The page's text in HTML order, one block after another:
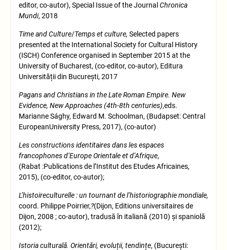
editor, co-autor), Special Issue of the Journal Chronica
Mundi, 2018
Time and Culture/Temps et culture, Selected papers
presented at the International Society for Cultural History
(ISCH) Conference organised in September 2015 at the
University of Bucharest, (co-editor, co-autor), Editura
Universității din București, 2017
Pagans and Christians in the Late Roman Empire. New
Evidence, New Approaches (4th-8th centuries),eds.
Marianne Sághy, Edward M. Schoolman, (Budapset: Central
EuropeanUniversity Press, 2017), (co-autor)
Les constructions identitaires dans les espaces
francophones d’Europe Orientale et d’Afrique,
(Rabat :Publications de l’Institut des Etudes Africaines,
2015), (co-editor, co-autor);
L’histoireculturelle : un tournant de l’historiographie mondiale,
coord. Philippe Poirrier,?(Dijon, Editions universitaires de
Dijon, 2008 ; co-autor), tradusă în italiană (2010) și spaniolă
(2012);
Istoria culturală. Orientări, evoluții, tendințe, (București: